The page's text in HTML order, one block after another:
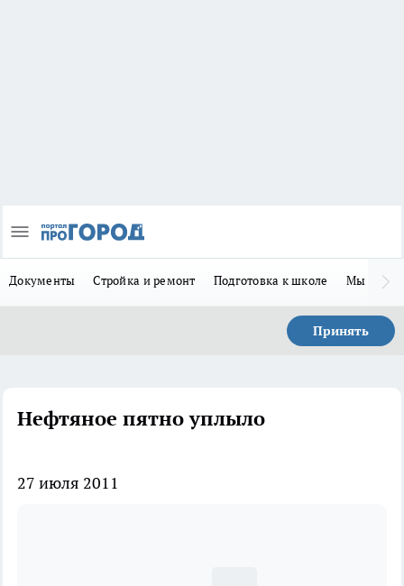
Документы Стройка и ремонт Подготовка к школе Мы в MAX
Принять
Нефтяное пятно уплыло
27 июля 2011